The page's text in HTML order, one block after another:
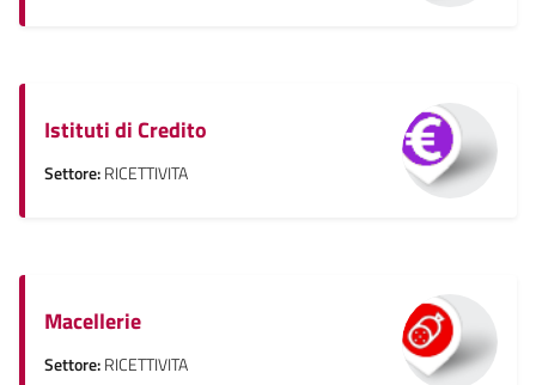
Istituti di Credito
Settore:RICETTIVITA
Macellerie
Settore:RICETTIVITA